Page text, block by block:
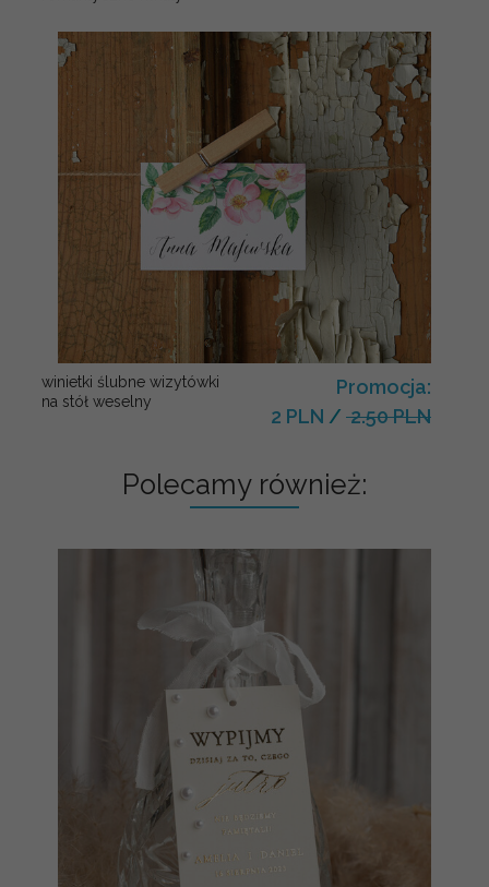
winietki ślubne wizytówki
na stół weselny
Promocja:
2 PLN / 2.50 PLN
Polecamy również: